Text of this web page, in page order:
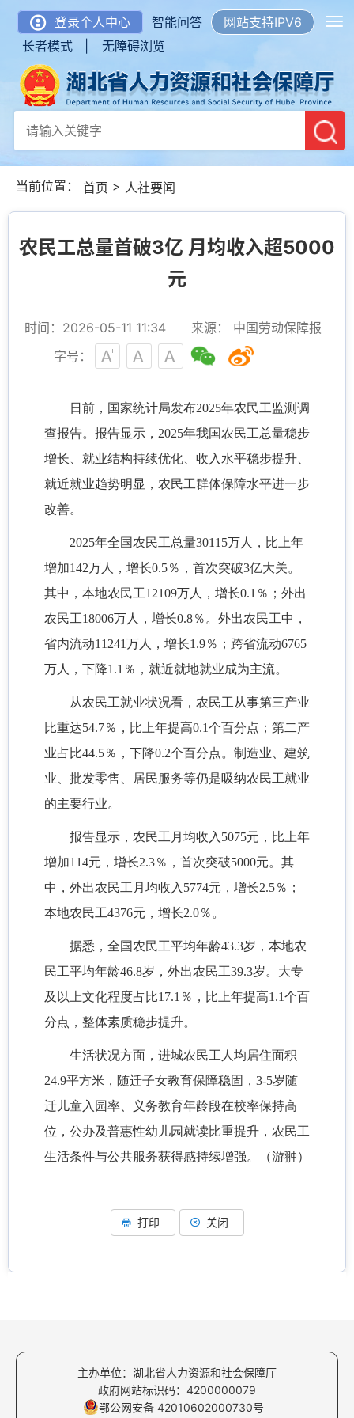
登录个人中心 智能问答
网站支持IPV6
长者模式 |
无障碍浏览
当前位置： 首页 > 人社要闻
农民工总量首破3亿 月均收入超5000
元
时间：2026-05-11 11:34
来源： 中国劳动保障报
字号：
日前，国家统计局发布2025年农民工监测调
查报告。报告显示，2025年我国农民工总量稳步
增长、就业结构持续优化、收入水平稳步提升、
就近就业趋势明显，农民工群体保障水平进一步
改善。
2025年全国农民工总量30115万人，比上年
增加142万人，增长0.5％，首次突破3亿大关。
其中，本地农民工12109万人，增长0.1％；外出
农民工18006万人，增长0.8％。外出农民工中，
省内流动11241万人，增长1.9％；跨省流动6765
万人，下降1.1％，就近就地就业成为主流。
从农民工就业状况看，农民工从事第三产业
比重达54.7％，比上年提高0.1个百分点；第二产
业占比44.5％，下降0.2个百分点。制造业、建筑
业、批发零售、居民服务等仍是吸纳农民工就业
的主要行业。
报告显示，农民工月均收入5075元，比上年
增加114元，增长2.3％，首次突破5000元。其
中，外出农民工月均收入5774元，增长2.5％；
本地农民工4376元，增长2.0％。
据悉，全国农民工平均年龄43.3岁，本地农
民工平均年龄46.8岁，外出农民工39.3岁。大专
及以上文化程度占比17.1％，比上年提高1.1个百
分点，整体素质稳步提升。
生活状况方面，进城农民工人均居住面积
24.9平方米，随迁子女教育保障稳固，3-5岁随
迁儿童入园率、义务教育年龄段在校率保持高
位，公办及普惠性幼儿园就读比重提升，农民工
生活条件与公共服务获得感持续增强。（游翀）
打印 关闭
主办单位：湖北省人力资源和社会保障厅
政府网站标识码：4200000079
鄂公网安备 42010602000730号